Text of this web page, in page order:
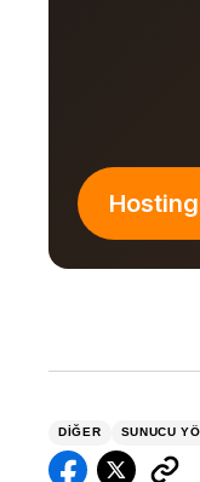
DIĞER SUNUCU